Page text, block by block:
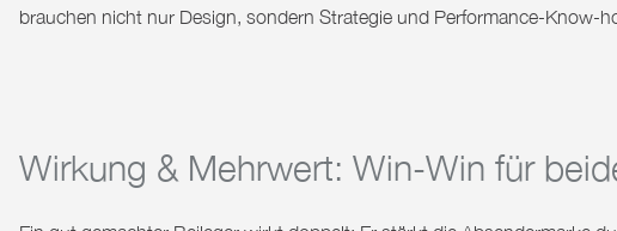
brauchen nicht nur Design, sondern Strategie und Performance-Know-
Wirkung & Mehrwert: Win-Win für